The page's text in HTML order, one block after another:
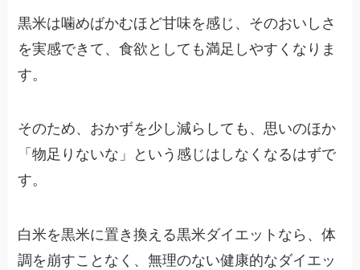
黒米は噛めばかむほど甘味を感じ、そのおいしさ
を実感できて、食欲としても満足しやすくなりま
す。
そのため、おかずを少し減らしても、思いのほか
「物足りないな」という感じはしなくなるはずで
す。
白米を黒米に置き換える黒米ダイエットなら、体
調を崩すことなく、無理のない健康的なダイエッ